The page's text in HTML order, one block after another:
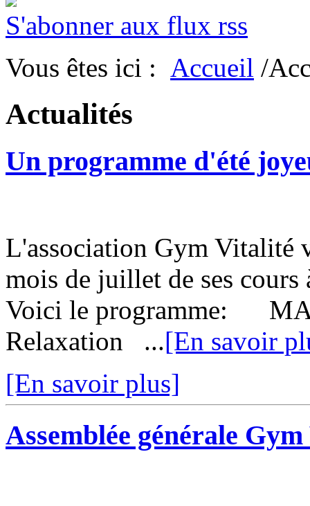
S'abonner aux flux rss
Vous êtes ici : Accueil /
Actualités
Un programme d'été
L'association Gym Vitalité
mois de juillet de ses
Voici le programme:
Relaxation ...[En savoir
[En savoir plus]
Assemblée générale